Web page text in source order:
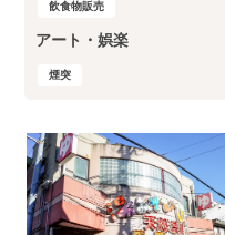
飲食物販売
アート・娯楽
煙突